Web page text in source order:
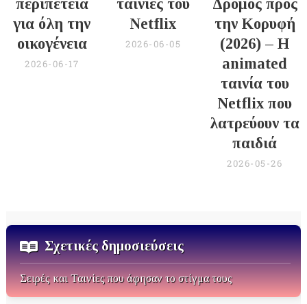
περιπέτεια
για όλη την
οικογένεια
2026-06-17
ταινίες του
Netflix
2026-06-05
Δρόμος προς
την Κορυφή
(2026) – Η
animated
ταινία του
Netflix που
λατρεύουν τα
παιδιά
2026-05-26
Σχετικές δημοσιεύσεις
Σειρές και Ταινίες που άφησαν το στίγμα τους